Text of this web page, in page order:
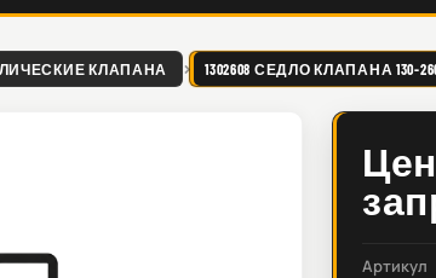
КЛАПАНА 1302608 СЕДЛО КЛАПАНА 130-
Артикул